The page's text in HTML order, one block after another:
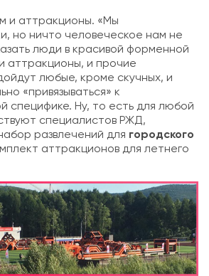
и аттракционы. «Мы
но ничто человеческое нам не
люди в красивой форменной
аттракционы, и прочие
любые, кроме скучных, и
«привязываться» к
специфике. Ну, то есть для любой
специалистов РЖД,
развлечений для городского
аттракционов для летнего